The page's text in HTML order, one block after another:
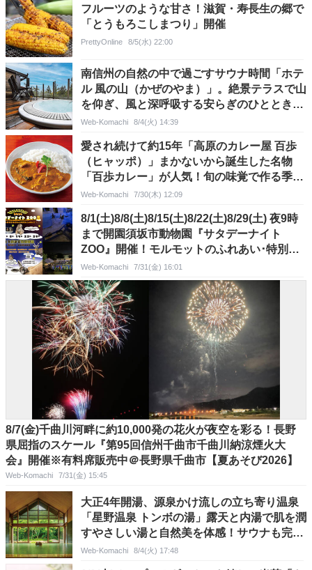
フルーツのような甘さ！滋賀・寿長生の郷で
「とうもろこしまつり」開催
PrettyOnline 8/5(水) 22:00
南信州の自然の中で過ごすサウナ時間「ホテ
ル 風の山（かぜのやま）」。絶景テラスで山
を仰ぎ、風と深呼吸する安らぎのひとときを
＠長野県飯田市
Web-Komachi 8/4(火) 14:39
愛され続けて約15年「高原のカレー屋 百歩
（ヒャッポ）」まかないから誕生した名物
「百歩カレー」が人気！旬の味覚で作る季節
のカレーなどバラエティに富んだメニューも
Web-Komachi 7/30(木) 12:09
8/1(土)8/8(土)8/15(土)8/22(土)8/29(土) 夜9時
まで開園須坂市動物園『サタデーナイト
ZOO』開催！モルモットのふれあい･特別ガ
イド･えさやり体験など夜の動物園で特別な
体験を＠長野県須坂市
Web-Komachi 7/31(金) 16:01
8/7(金)千曲川河畔に約10,000発の花火が夜空を彩る！長野
県屈指のスケール『第95回信州千曲市千曲川納涼煙火大
会』開催※有料席販売中＠長野県千曲市【夏あそび2026】
Web-Komachi 7/31(金) 15:45
大正4年開湯、源泉かけ流しの立ち寄り温泉
「星野温泉 トンボの湯」露天と内湯で肌を潤
すやさしい湯と自然美を体感！サウナも完備
＠軽井沢町【長野県の日帰り温泉】
Web-Komachi 8/4(火) 17:48